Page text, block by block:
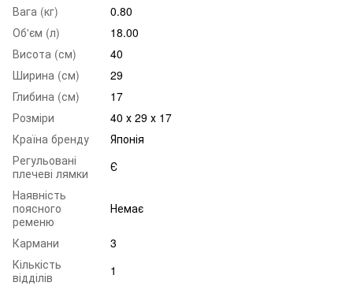
Вага (кг)
0.80
Об'єм (л)
18.00
Висота (см)
40
Ширина (см)
29
Глибина (см)
17
Розміри
40 х 29 х 17
Країна бренду
Японія
Регульовані
плечеві лямки
Є
Наявність
поясного
ременю
Немає
Кармани
3
Кількість
відділів
1